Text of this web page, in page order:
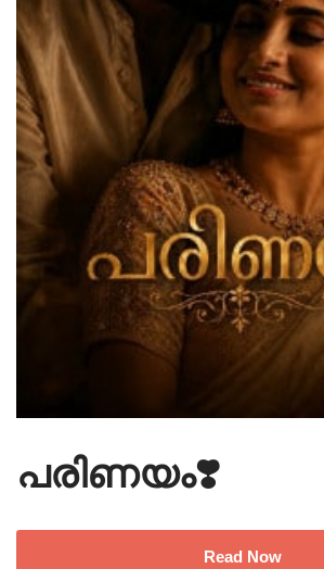
പരിണയം❣️
Read Now